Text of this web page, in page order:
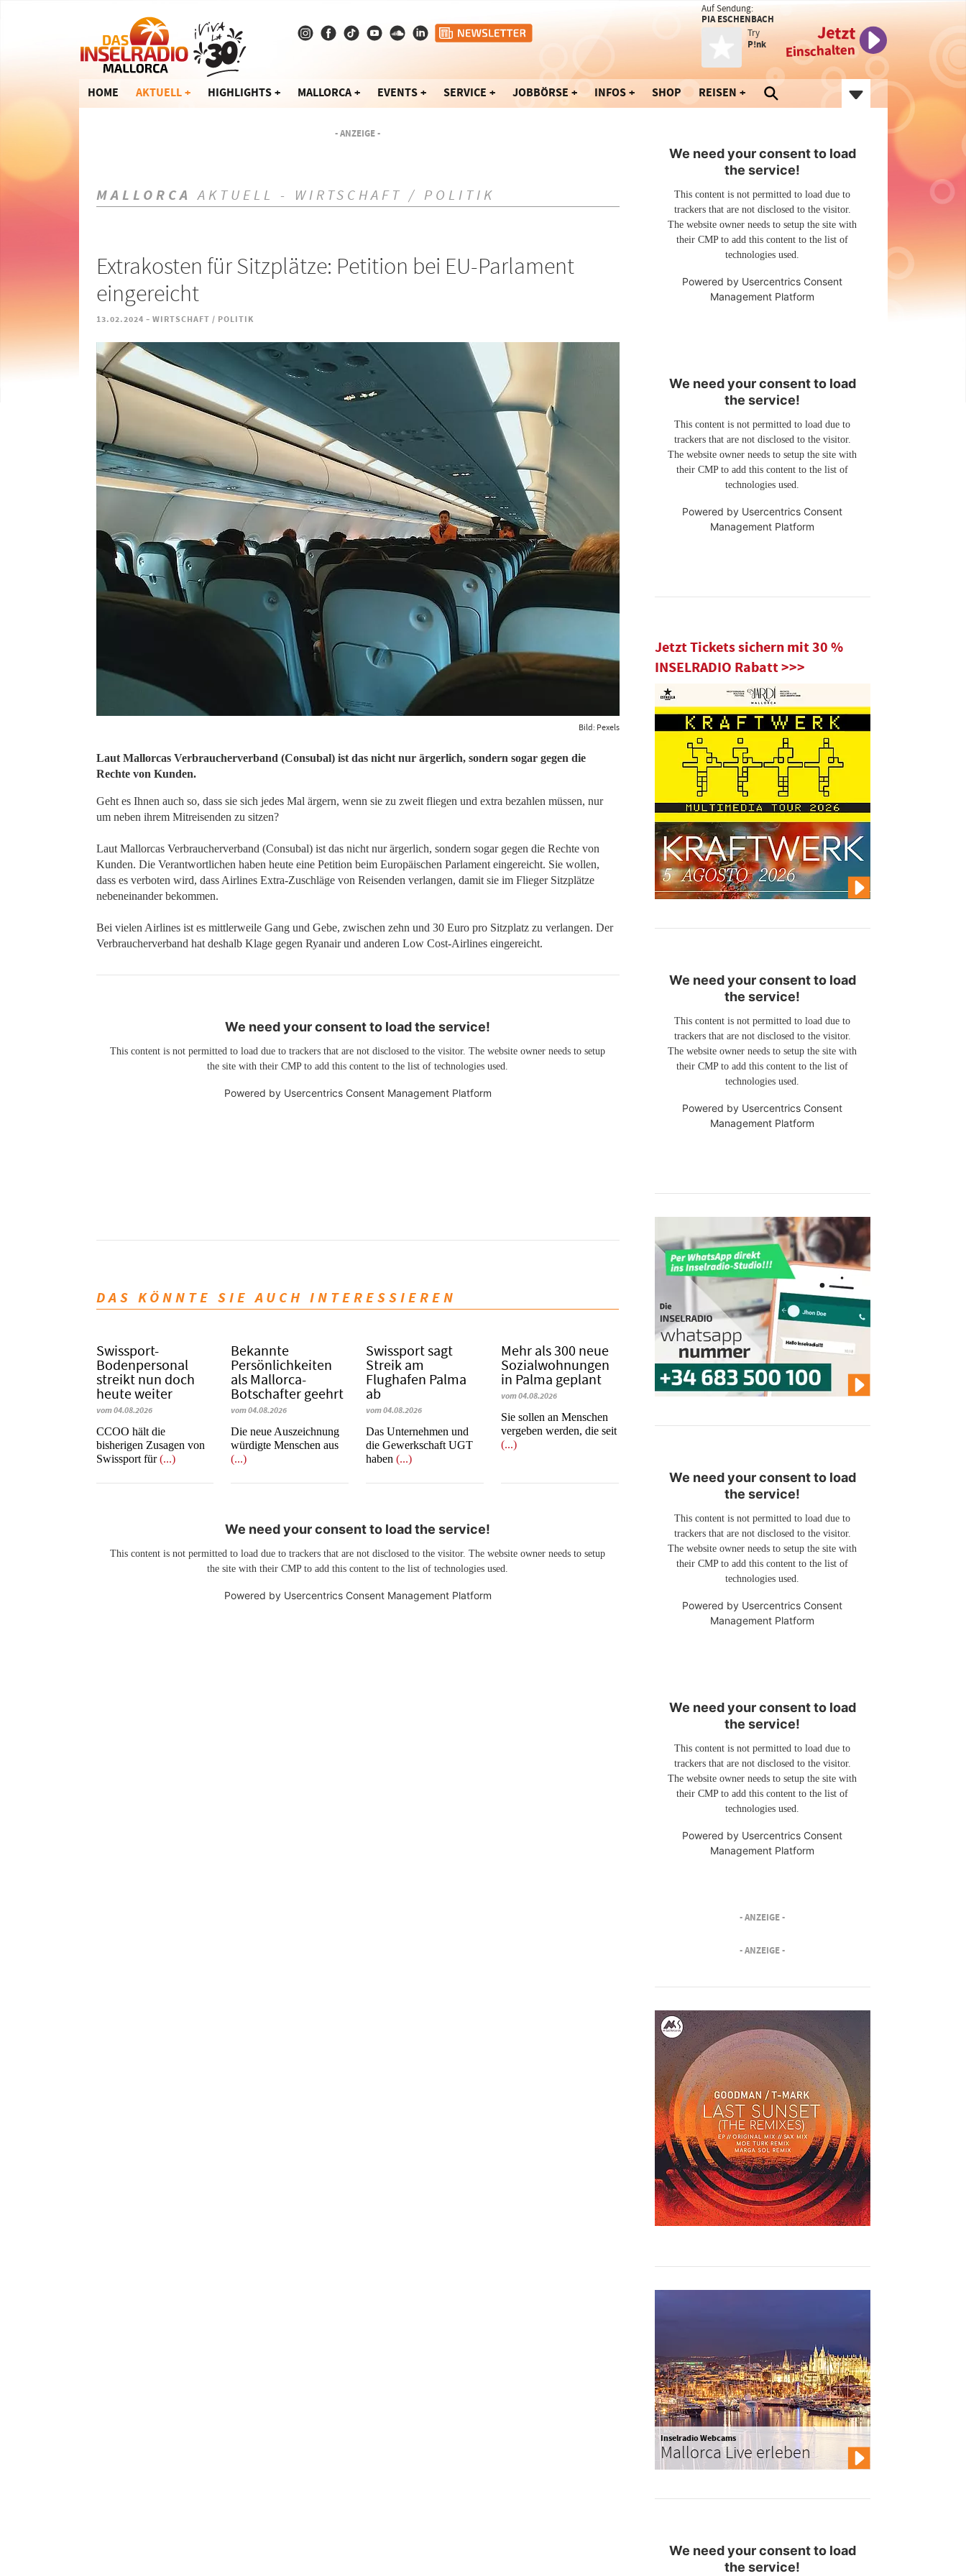
Auf Sendung:
PIA ESCHENBACH
Try
P!nk
Jetzt
Einschalten
HOME AKTUELL HIGHLIGHTS MALLORCA EVENTS SERVICE JOBBÖRSE INFOS SHOP REISEN
- ANZEIGE -
MALLORCA AKTUELL - WIRTSCHAFT / POLITIK
Extrakosten für Sitzplätze: Petition bei EU-Parlament
eingereicht
13.02.2024 - WIRTSCHAFT / POLITIK
Bild: Pexels
Laut Mallorcas Verbraucherverband (Consubal) ist das nicht nur ärgerlich, sondern sogar gegen die
Rechte von Kunden.
Geht es Ihnen auch so, dass sie sich jedes Mal ärgern, wenn sie zu zweit fliegen und extra bezahlen müssen, nur
um neben ihrem Mitreisenden zu sitzen?
Laut Mallorcas Verbraucherverband (Consubal) ist das nicht nur ärgerlich, sondern sogar gegen die Rechte von
Kunden. Die Verantwortlichen haben heute eine Petition beim Europäischen Parlament eingereicht. Sie wollen,
dass es verboten wird, dass Airlines Extra-Zuschläge von Reisenden verlangen, damit sie im Flieger Sitzplätze
nebeneinander bekommen.
Bei vielen Airlines ist es mittlerweile Gang und Gebe, zwischen zehn und 30 Euro pro Sitzplatz zu verlangen. Der
Verbraucherverband hat deshalb Klage gegen Ryanair und anderen Low Cost-Airlines eingereicht.
We need your consent to load the service!
This content is not permitted to load due to trackers that are not disclosed to the visitor. The website owner needs to setup
the site with their CMP to add this content to the list of technologies used.
Powered by Usercentrics Consent Management Platform
DAS KÖNNTE SIE AUCH INTERESSIEREN
Swissport-
Bodenpersonal
streikt nun doch
heute weiter
vom 04.08.2026
CCOO hält die
bisherigen Zusagen von
Swissport für(...)
Bekannte
Persönlichkeiten
als Mallorca-
Botschafter geehrt
vom 04.08.2026
Die neue Auszeichnung
würdigte Menschen aus
(...)
Swissport sagt
Streik am
Flughafen Palma
ab
vom 04.08.2026
Das Unternehmen und
die Gewerkschaft UGT
haben(...)
Mehr als 300 neue
Sozialwohnungen
in Palma geplant
vom 04.08.2026
Sie sollen an Menschen
vergeben werden, die seit
(...)
We need your consent to load the service!
This content is not permitted to load due to trackers that are not disclosed to the visitor. The website owner needs to setup
the site with their CMP to add this content to the list of technologies used.
Powered by Usercentrics Consent Management Platform
We need your consent to load
the service!
This content is not permitted to load due to
trackers that are not disclosed to the visitor.
The website owner needs to setup the site with
their CMP to add this content to the list of
technologies used.
Powered by Usercentrics Consent
Management Platform
We need your consent to load
the service!
This content is not permitted to load due to
trackers that are not disclosed to the visitor.
The website owner needs to setup the site with
their CMP to add this content to the list of
technologies used.
Powered by Usercentrics Consent
Management Platform
Jetzt Tickets sichern mit 30 %
INSELRADIO Rabatt >>>
We need your consent to load
the service!
This content is not permitted to load due to
trackers that are not disclosed to the visitor.
The website owner needs to setup the site with
their CMP to add this content to the list of
technologies used.
Powered by Usercentrics Consent
Management Platform
We need your consent to load
the service!
This content is not permitted to load due to
trackers that are not disclosed to the visitor.
The website owner needs to setup the site with
their CMP to add this content to the list of
technologies used.
Powered by Usercentrics Consent
Management Platform
We need your consent to load
the service!
This content is not permitted to load due to
trackers that are not disclosed to the visitor.
The website owner needs to setup the site with
their CMP to add this content to the list of
technologies used.
Powered by Usercentrics Consent
Management Platform
- ANZEIGE -
- ANZEIGE -
Inselradio Webcams
Mallorca Live erleben
We need your consent to load
the service!